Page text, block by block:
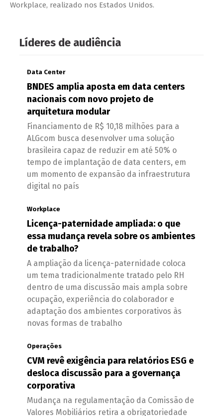
Workplace, realizado nos Estados Unidos.
Líderes de audiência
Data Center
BNDES amplia aposta em data centers
nacionais com novo projeto de
arquitetura modular
Financiamento de R$ 10,18 milhões para a
ALGcom busca desenvolver uma solução
brasileira capaz de reduzir em até 50% o
tempo de implantação de data centers, em
um momento de expansão da infraestrutura
digital no país
Workplace
Licença-paternidade ampliada: o que
essa mudança revela sobre os ambientes
de trabalho?
A ampliação da licença-paternidade coloca
um tema tradicionalmente tratado pelo RH
dentro de uma discussão mais ampla sobre
ocupação, experiência do colaborador e
adaptação dos ambientes corporativos às
novas formas de trabalho
Operações
CVM revê exigência para relatórios ESG e
desloca discussão para a governança
corporativa
Mudança na regulamentação da Comissão de
Valores Mobiliários retira a obrigatoriedade